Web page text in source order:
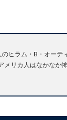
ヒラム・B・オーテ
メリカ人はなかなか